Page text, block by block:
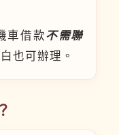
車借款不需聯
也可辦理。